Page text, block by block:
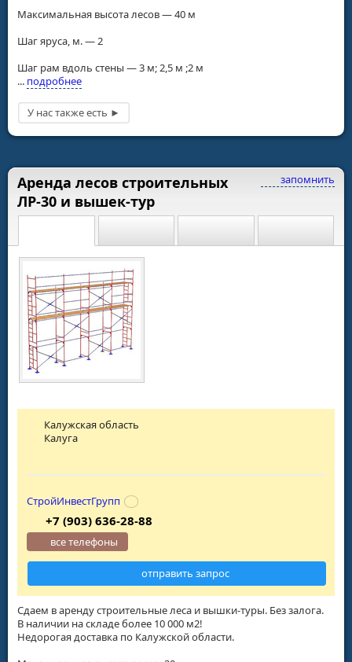
Максимальная высота лесов — 40 м
Шаг яруса, м. — 2
Шаг рам вдоль стены — 3 м; 2,5 м ;2 м
... подробнее
запомнить
Аренда лесов строительных
ЛР-30 и вышек-тур
Сдаем в аренду строительные леса и вышки-туры. Без залога.
В наличии на складе более 10 000 м2!
Недорогая доставка по Калужской области.
Калужская область
Калуга
СтройИнвестГрупп
+7 (903) 636-28-88
все телефоны
отправить запрос